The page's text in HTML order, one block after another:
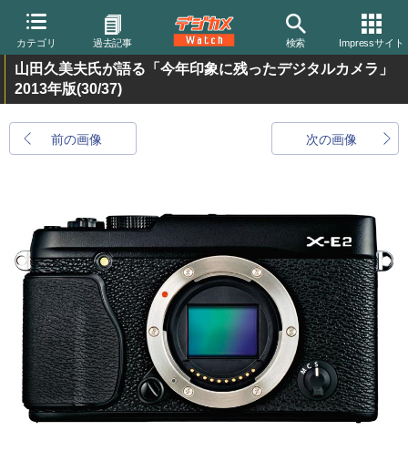
カテゴリ 過去記事 検索 Impressサイト
山田久美夫氏が語る「今年印象に残ったデジタルカメラ」
2013年版(30/37)
前の画像 次の画像